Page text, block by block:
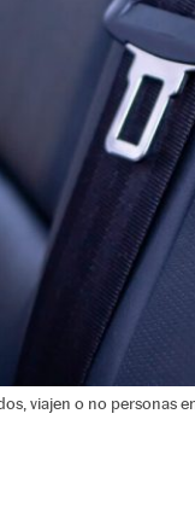
viajen o no personas